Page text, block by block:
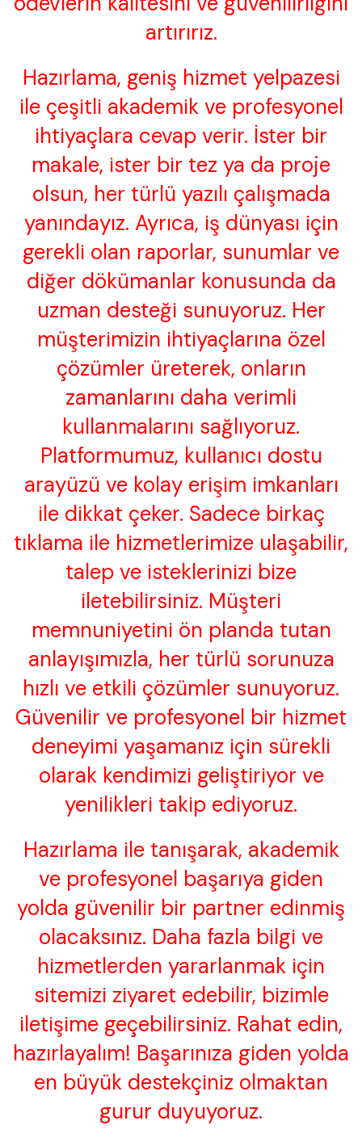
artırırız.
Hazırlama, geniş hizmet yelpazesi
ile çeşitli akademik ve profesyonel
ihtiyaçlara cevap verir. İster bir
makale, ister bir tez ya da proje
olsun, her türlü yazılı çalışmada
yanındayız. Ayrıca, iş dünyası için
gerekli olan raporlar, sunumlar ve
diğer dökümanlar konusunda da
uzman desteği sunuyoruz. Her
müşterimizin ihtiyaçlarına özel
çözümler üreterek, onların
zamanlarını daha verimli
kullanmalarını sağlıyoruz.
Platformumuz, kullanıcı dostu
arayüzü ve kolay erişim imkanları
ile dikkat çeker. Sadece birkaç
tıklama ile hizmetlerimize ulaşabilir,
talep ve isteklerinizi bize
iletebilirsiniz. Müşteri
memnuniyetini ön planda tutan
anlayışımızla, her türlü sorunuza
hızlı ve etkili çözümler sunuyoruz.
Güvenilir ve profesyonel bir hizmet
deneyimi yaşamanız için sürekli
olarak kendimizi geliştiriyor ve
yenilikleri takip ediyoruz.
Hazırlama ile tanışarak, akademik
ve profesyonel başarıya giden
yolda güvenilir bir partner edinmiş
olacaksınız. Daha fazla bilgi ve
hizmetlerden yararlanmak için
sitemizi ziyaret edebilir, bizimle
iletişime geçebilirsiniz. Rahat edin,
hazırlayalım! Başarınıza giden yolda
en büyük destekçiniz olmaktan
gurur duyuyoruz.